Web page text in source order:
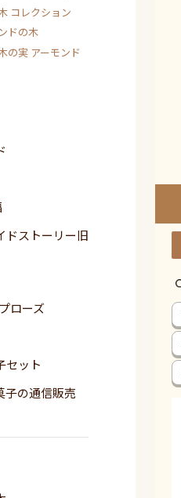
コレクション
ドの木
の実 アーモンド
ドストーリー旧
ローズ
セット
子の通信販売